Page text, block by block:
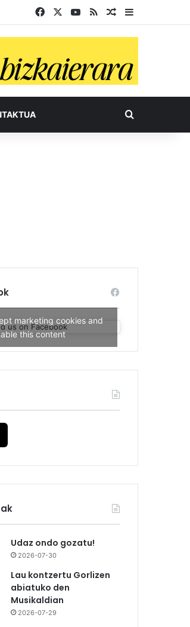
Facebook YouTube
RSS Ausazko
Bilatu
us on Facebook
marketing cookies and
this content
Udaz ondo gozatu!
2026-07-30
Lau kontzertu Gorlizen
abiatuko den
Musikaldian
2026-07-29